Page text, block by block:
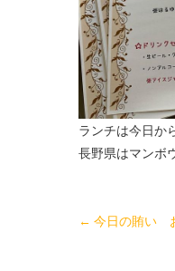
ランチは今日か
長野県はマンボ
← 今日の賄い